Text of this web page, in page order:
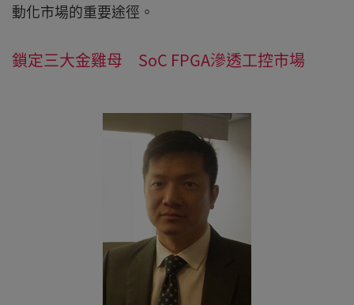
動化市場的重要途徑。
鎖定三大金雞母 SoC FPGA滲透工控市場